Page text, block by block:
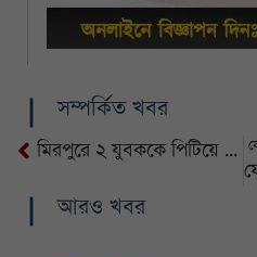
সম্পর্কিত খবর
মিরপুরে ২ যুবককে পিটিয়ে হত্যা
আরও খবর